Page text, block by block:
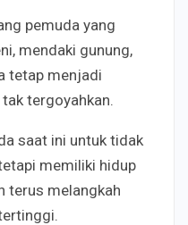
pemuda yang
mendaki gunung,
tetap menjadi
tergoyahkan.
saat ini untuk tidak
memiliki hidup
terus melangkah